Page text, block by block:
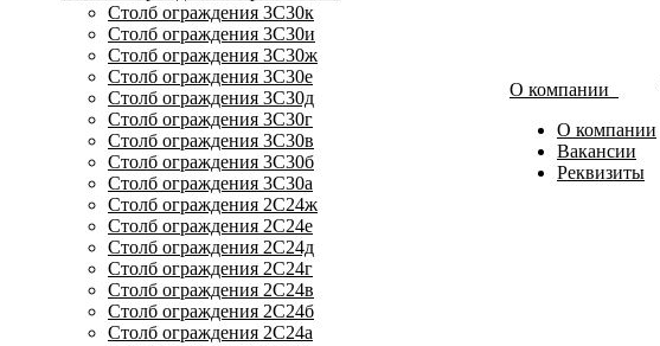
Столб ограждения 3С30к
Столб ограждения 3С30и
Столб ограждения 3С30ж
Столб ограждения 3С30е
Столб ограждения 3С30д
Столб ограждения 3С30г
Столб ограждения 3С30в
Столб ограждения 3С30б
Столб ограждения 3С30а
Столб ограждения 2С24ж
Столб ограждения 2С24е
Столб ограждения 2С24д
Столб ограждения 2С24г
Столб ограждения 2С24в
Столб ограждения 2С24б
Столб ограждения 2С24а
О компании
О компании
Вакансии
Реквизиты